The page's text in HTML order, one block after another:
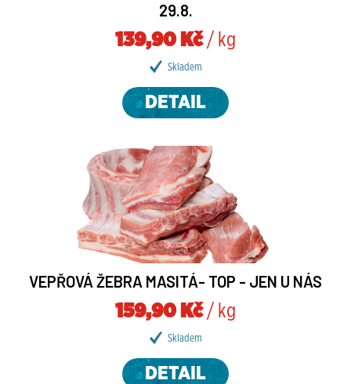
29.8.
139,90 Kč/ kg
Skladem
DETAIL
VEPŘOVÁ ŽEBRA MASITÁ- TOP - JEN U NÁS
159,90 Kč/ kg
Skladem
DETAIL